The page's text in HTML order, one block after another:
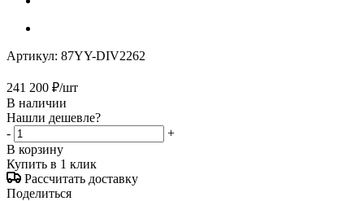
Артикул: 87YY-DIV2262
241 200 ₽/шт
В наличии
Нашли дешевле?
-
+
В корзину
Купить в 1 клик
Рассчитать доставку
Поделиться